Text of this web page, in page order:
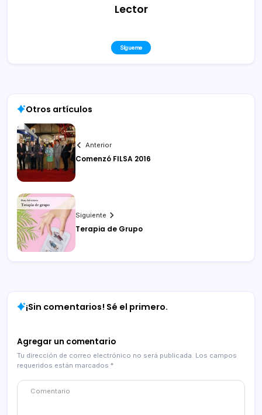
Lector
Sígueme
Otros artículos
Anterior
Comenzó FILSA 2016
Siguiente
Terapia de Grupo
¡Sin comentarios! Sé el primero.
Agregar un comentario
Tu dirección de correo electrónico no será publicada. Los campos
requeridos están marcados *